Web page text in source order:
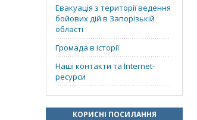
Евакуація з території ведення
бойових дій в Запорізькій
області
Громада в історії
Наші контакти та Internet-
ресурси
КОРИСНІ ПОСИЛАННЯ